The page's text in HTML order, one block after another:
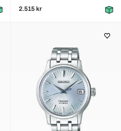
2.515 kr